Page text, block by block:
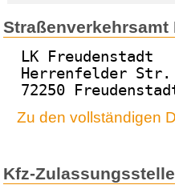
Straßenverkehrsamt
LK Freudenstadt
Herrenfelder Str.
72250
Zu den vollständigen
Kfz-